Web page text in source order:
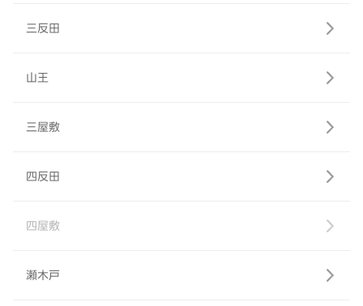
三反田
山王
三屋敷
四反田
四屋敷
瀬木戸